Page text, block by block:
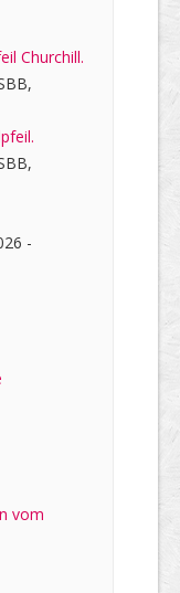
Churchill.
-
vom